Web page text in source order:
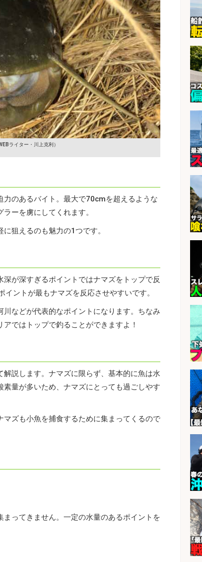
ライター・川上克利）
のあるバイト。最大で70cmを超えるような
ーを虜にしてくれます。
狙えるのも魅力の1つです。
が深すぎるポイントではナマズをトップで反
ントが最もナマズを反応させやすいです。
などが代表的なポイントになります。ちなみ
ではトップで釣ることができますよ！
説します。ナマズに限らず、基本的に魚は水
量が多いため、ナマズにとっても過ごしやす
ズも小魚を捕食するために集まってくるので
ってきません。一定の水量のあるポイントを